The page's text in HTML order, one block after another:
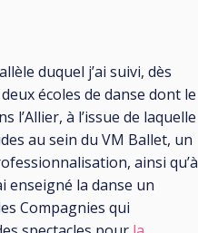
duquel j’ai suivi, dès
écoles de danse dont le
l’Allier, à l’issue de laquelle
au sein du VM Ballet, un
ainsi qu’à
enseigné la danse un
Compagnies qui